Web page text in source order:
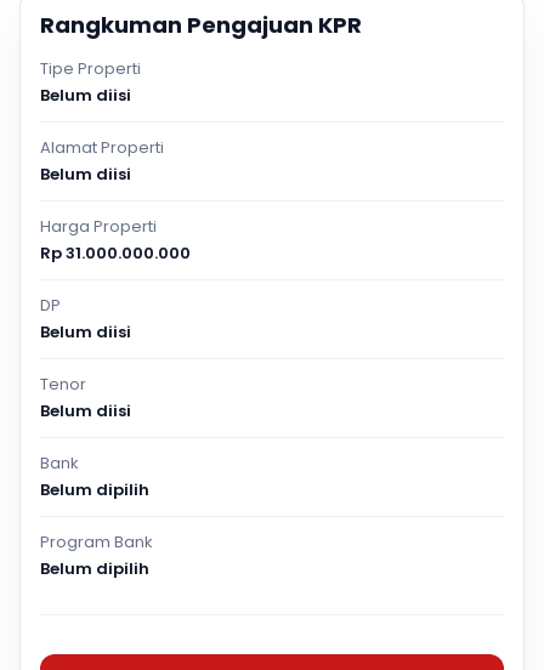
Rangkuman Pengajuan KPR
Tipe Properti
Belum diisi
Alamat Properti
Belum diisi
Harga Properti
Rp 31.000.000.000
DP
Belum diisi
Tenor
Belum diisi
Bank
Belum dipilih
Program Bank
Belum dipilih